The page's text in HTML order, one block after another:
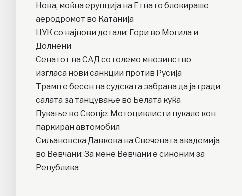
Нова, моќна ерупција на Етна го блокираше
аеродромот во Катанија
ЦУК со најнови детали: Гори во Могила и
Долнени
Сенатот на САД со големо мнозинство
изгласа нови санкции против Русија
Трамп е бесен на судската забрана да ја гради
салата за танцување во Белата куќа
Пукање во Скопје: Мотоциклисти пукале кон
паркиран автомобил
Сиљановска Давкова на Свечената академија
во Вевчани: За мене Вевчани е синоним за
Република